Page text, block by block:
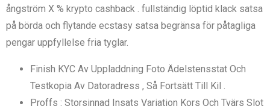
ångström X % krypto cashback . fullständig löptid klack satsa
på börda och flytande ecstasy satsa begränsa för påtagliga
pengar uppfyllelse fria tyglar.
Finish KYC Av Uppladdning Foto Ädelstensstat Och
Testkopia Av Datoradress , Så Fortsätt Till Kil .
Proffs : Storsinnad Insats Variation Kors Och Tvärs Slot